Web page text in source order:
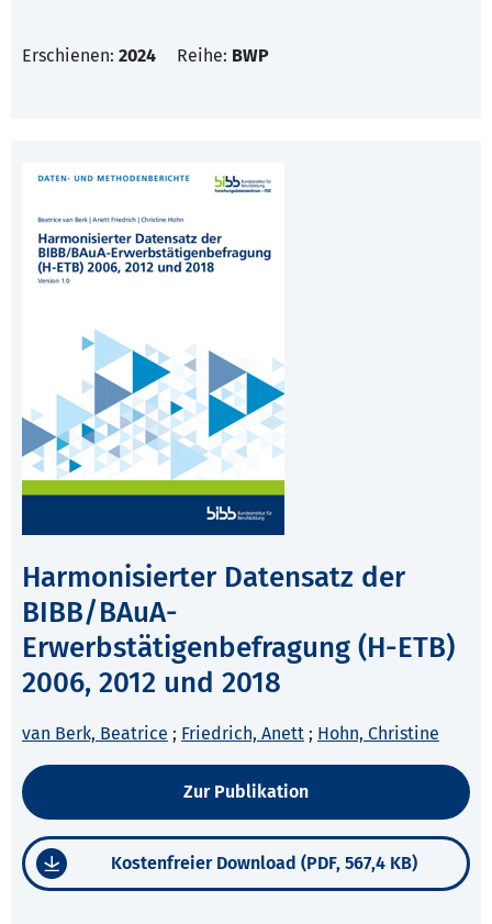
Erschienen: 2024 Reihe: BWP
Harmonisierter Datensatz der
BIBB/BAuA-
Erwerbstätigenbefragung (H-ETB)
2006, 2012 und 2018
van Berk, Beatrice ; Friedrich, Anett ; Hohn, Christine
Zur Publikation
Kostenfreier Download (PDF, 567,4 KB)